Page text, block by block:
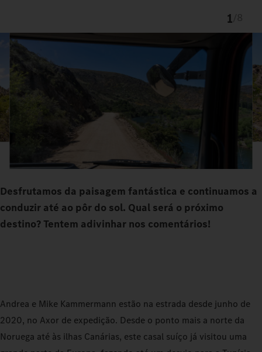
1
Desfrutamos da paisagem fantástica e continuamos a
conduzir até ao pôr do sol. Qual será o próximo
destino? Tentem adivinhar nos comentários!
Andrea e Mike Kammermann estão na estrada desde junho de
2020, no Axor de expedição. Desde o ponto mais a norte da
Noruega até às ilhas Canárias, este casal suíço já visitou uma